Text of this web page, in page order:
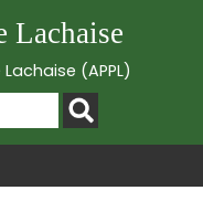
Lachaise
(APPL)